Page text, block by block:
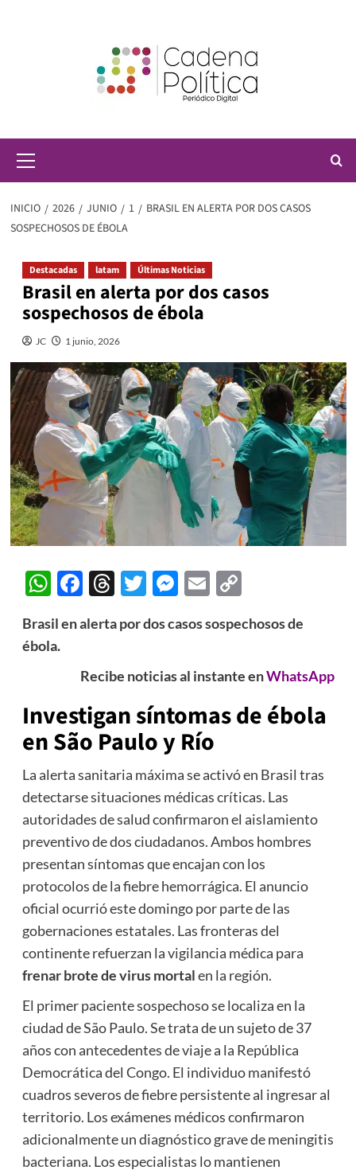
principal
INICIO 2026 JUNIO 1
BRASIL EN ALERTA POR DOS CASOS
SOSPECHOSOS DE ÉBOLA
Destacadas latam Últimas Noticias
Brasil en alerta por dos casos
sospechosos de ébola
JC 1 junio, 2026
WhatsApp
Facebook
Threads
Twitter
Messenger
EmailCopy
Brasil en alerta por dos casos sospechosos de
ébola.
Recibe noticias al instante enWhatsApp
Investigan síntomas de ébola
en São Paulo y Río
La alerta sanitaria máxima se activó en Brasil tras
detectarse situaciones médicas críticas. Las
autoridades de salud confirmaron el aislamiento
preventivo de dos ciudadanos. Ambos hombres
presentan síntomas que encajan con los
protocolos de la fiebre hemorrágica. El anuncio
oficial ocurrió este domingo por parte de las
gobernaciones estatales. Las fronteras del
continente refuerzan la vigilancia médica para
frenar brote de virus mortalen la región.
El primer paciente sospechoso se localiza en la
ciudad de São Paulo. Se trata de un sujeto de 37
años con antecedentes de viaje a la República
Democrática del Congo. El individuo manifestó
cuadros severos de fiebre persistente al ingresar al
territorio. Los exámenes médicos confirmaron
adicionalmente un diagnóstico grave de meningitis
bacteriana. Los especialistas lo mantienen